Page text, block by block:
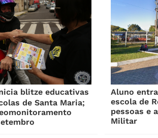
blitze educativas
de Santa Maria;
Aluno
escola de
pessoas e
Militar